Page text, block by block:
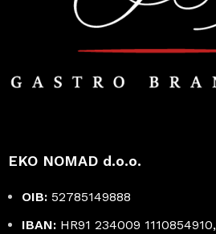
EKO NOMAD d.o.o.
OIB: 52785149888
IBAN: HR91 234009 1110854910,